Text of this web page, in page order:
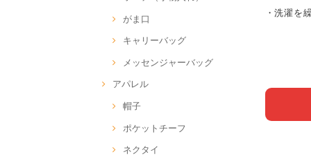
がま口
キャリーバッグ
メッセンジャーバッグ
アパレル
帽子
ポケットチーフ
ネクタイ
・洗濯を